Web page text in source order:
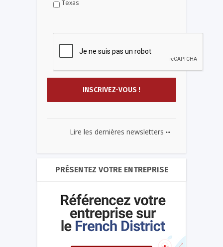
Texas
Lire les dernières newsletters ...
PRÉSENTEZ VOTRE ENTREPRISE